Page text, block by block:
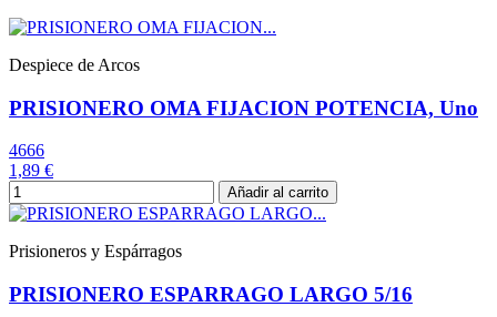
Despiece de Arcos
PRISIONERO OMA FIJACION POTENCIA, Uno
4666
1,89 €
Añadir al carrito
Prisioneros y Espárragos
PRISIONERO ESPARRAGO LARGO 5/16